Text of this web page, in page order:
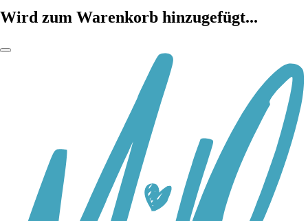
Wird zum Warenkorb hinzugefügt...